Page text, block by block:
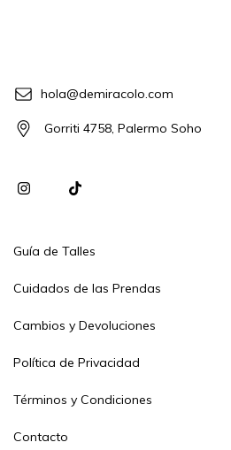
hola@demiracolo.com
Gorriti 4758, Palermo Soho
Guía de Talles
Cuidados de las Prendas
Cambios y Devoluciones
Política de Privacidad
Términos y Condiciones
Contacto